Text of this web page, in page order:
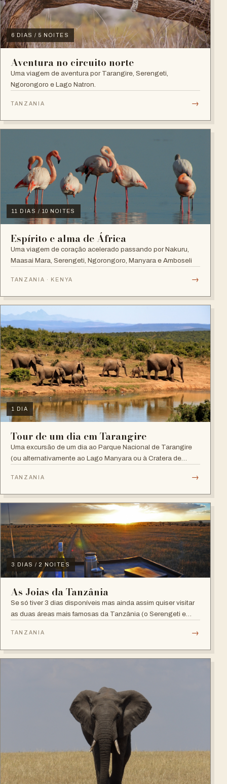
6 DIAS / 5 NOITES
Aventura no circuito norte
Uma viagem de aventura por Tarangire, Serengeti,
Ngorongoro e Lago Natron.
TANZANIA →
11 DIAS / 10 NOITES
Espírito e alma de África
Uma viagem de coração acelerado passando por Nakuru,
Maasai Mara, Serengeti, Ngorongoro, Manyara e Amboseli
TANZANIA · KENYA →
1 DIA
Tour de um dia em Tarangire
Uma excursão de um dia ao Parque Nacional de Tarangire
(ou alternativamente ao Lago Manyara ou à Cratera de
TANZANIA →
3 DIAS / 2 NOITES
As Joias da Tanzânia
Se só tiver 3 dias disponíveis mas ainda assim quiser visitar
as duas áreas mais famosas da Tanzânia (o Serengeti e
TANZANIA →